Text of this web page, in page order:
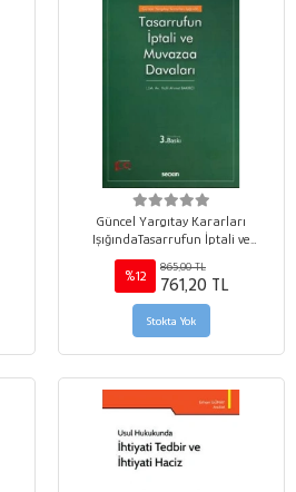
Güncel Yargıtay Kararları
IşığındaTasarrufun İptali ve
Muvazaa Davaları
%12
865,00 TL
761,20 TL
Stokta Yok